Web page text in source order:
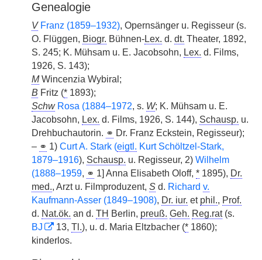
Genealogie
V Franz (1859–1932), Opernsänger u. Regisseur (s.
O. Flüggen, Biogr. Bühnen-Lex. d. dt. Theater, 1892,
S. 245; K. Mühsam u. E. Jacobsohn, Lex. d. Films,
1926, S. 143);
MWincenzia Wybiral;
B Fritz (* 1893);
Schw Rosa (1884–1972, s. W; K. Mühsam u. E.
Jacobsohn, Lex. d. Films, 1926, S. 144), Schausp. u.
Drehbuchautorin. ⚭ Dr. Franz Eckstein, Regisseur);
– ⚭ 1) Curt A. Stark (eigtl. Kurt Schöltzel-Stark,
1879–1916), Schausp. u. Regisseur, 2) Wilhelm
(1888–1959, ⚭ 1] Anna Elisabeth Oloff, * 1895), Dr.
med., Arzt u. Filmproduzent, S d. Richard v.
Kaufmann-Asser (1849–1908), Dr. iur. et phil., Prof.
d. Nat.ök. an d. TH Berlin, preuß. Geh. Reg.rat(s.
BJ
13, Tl.), u. d. Maria Eltzbacher (* 1860);
kinderlos.